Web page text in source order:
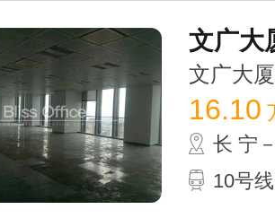
文广大
文广大
16.10
长 宁
10号